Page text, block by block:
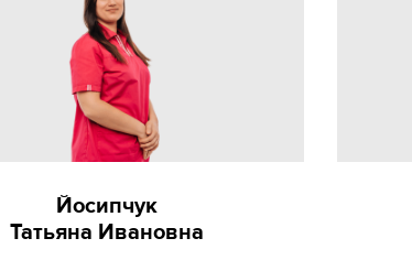
Йосипчук
Татьяна Ивановна